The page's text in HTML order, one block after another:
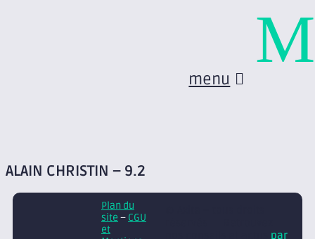
menu
ALAIN CHRISTIN – 9.2
Plan du
site – CGU
et
par
M